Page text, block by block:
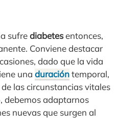
sufrediabetesentonces,
Conviene destacar
dado que la vida
una duracióntemporal,
las circunstancias vitales
debemos adaptarnos
nuevas que surgen al